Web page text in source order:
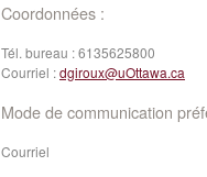
Coordonnées :
Tél. bureau :6135625800
Courriel :dgiroux@uOttawa.ca
Mode de communication
Courriel